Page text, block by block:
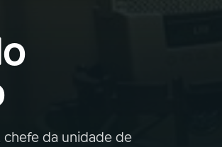
chefe da unidade de